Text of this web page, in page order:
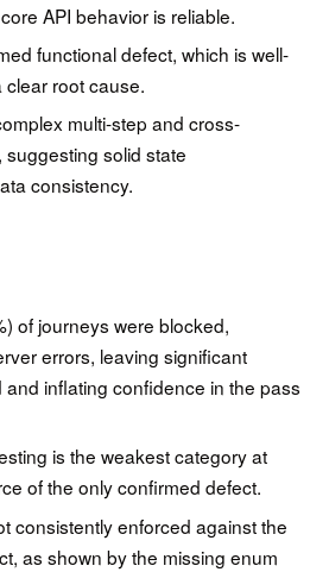
API behavior is reliable.
functional defect, which is well-
root cause.
multi-step and cross-
solid state
consistency.
of journeys were blocked,
errors, leaving significant
inflating confidence in the pass
is the weakest category at
of the only confirmed defect.
consistently enforced against the
as shown by the missing enum